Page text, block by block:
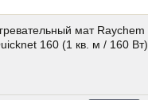
мат Raychem
160 (1 кв. м / 160 Вт)